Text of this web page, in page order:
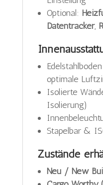
Optional:
Datentracker,
optimale
Isolierte
Isolierung)
Stapelbar &
Zustände
Neu / New